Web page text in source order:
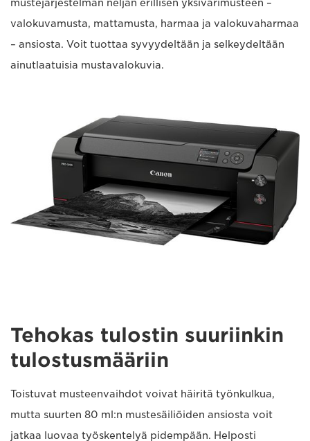
mustejärjestelmän neljän erillisen yksivärimusteen –
valokuvamusta, mattamusta, harmaa ja valokuvaharmaa
– ansiosta. Voit tuottaa syvyydeltään ja selkeydeltään
ainutlaatuisia mustavalokuvia.
Tehokas tulostin suuriinkin
tulostusmääriin
Toistuvat musteenvaihdot voivat häiritä työnkulkua,
mutta suurten 80 ml:n mustesäiliöiden ansiosta voit
jatkaa luovaa työskentelyä pidempään. Helposti